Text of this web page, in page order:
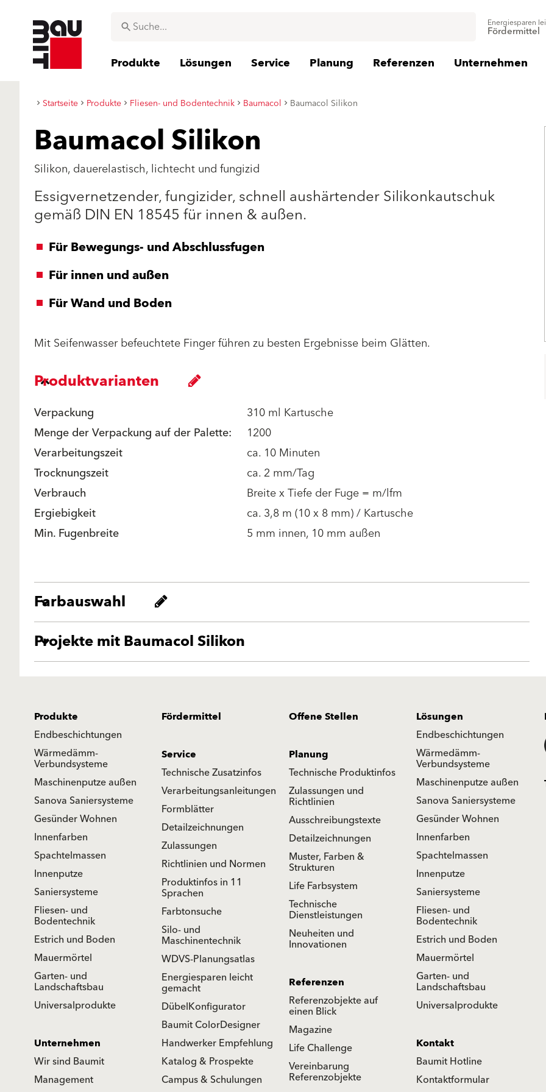
Energiesparen
Fördermittel
Produkte Lösungen Service Planung Referenzen Unternehmen
Startseite Produkte Fliesen- und Bodentechnik Baumacol Baumacol Silikon
Baumacol Silikon
Silikon, dauerelastisch, lichtecht und fungizid
Essigvernetzender, fungizider, schnell aushärtender Silikonkautschuk
gemäß DIN EN 18545 für innen & außen.
Für Bewegungs- und Abschlussfugen
Für innen und außen
Für Wand und Boden
Mit Seifenwasser befeuchtete Finger führen zu besten Ergebnisse beim Glätten.
Produktvarianten
Verpackung
310 ml Kartusche
Menge der Verpackung auf der Palette:
1200
Verarbeitungszeit
ca. 10 Minuten
Trocknungszeit
ca. 2 mm/Tag
Verbrauch
Breite x Tiefe der Fuge = m/lfm
Ergiebigkeit
ca. 3,8 m (10 x 8 mm) / Kartusche
Min. Fugenbreite
5 mm innen, 10 mm außen
Farbauswahl
Projekte mit Baumacol Silikon
Produkte
Endbeschichtungen
Wärmedämm-
Verbundsysteme
Maschinenputze außen
Sanova Saniersysteme
Gesünder Wohnen
Innenfarben
Spachtelmassen
Innenputze
Saniersysteme
Fliesen- und
Bodentechnik
Estrich und Boden
Mauermörtel
Garten- und
Landschaftsbau
Universalprodukte
Fördermittel Offene Stellen
Lösungen
Endbeschichtungen
Wärmedämm-
Verbundsysteme
Maschinenputze außen
Sanova Saniersysteme
Gesünder Wohnen
Innenfarben
Spachtelmassen
Innenputze
Saniersysteme
Fliesen- und
Bodentechnik
Estrich und Boden
Mauermörtel
Garten- und
Landschaftsbau
Universalprodukte
Service
Technische Zusatzinfos
Verarbeitungsanleitungen
Formblätter
Detailzeichnungen
Zulassungen
Richtlinien und Normen
Produktinfos in 11
Sprachen
Farbtonsuche
Silo- und
Maschinentechnik
WDVS-Planungsatlas
Energiesparen leicht
gemacht
DübelKonfigurator
Baumit ColorDesigner
Handwerker Empfehlung
Katalog & Prospekte
Campus & Schulungen
Planung
Technische Produktinfos
Zulassungen und
Richtlinien
Ausschreibungstexte
Detailzeichnungen
Muster, Farben &
Strukturen
Life Farbsystem
Technische
Dienstleistungen
Neuheiten und
Innovationen
Referenzen
Referenzobjekte auf
einen Blick
Magazine
Life Challenge
Vereinbarung
Referenzobjekte
Unternehmen
Wir sind Baumit
Management
Kontakt
Baumit Hotline
Kontaktformular